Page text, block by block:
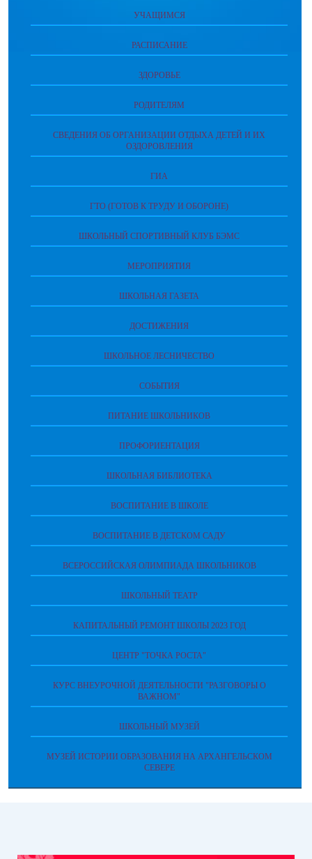
УЧАЩИМСЯ
РАСПИСАНИЕ
ЗДОРОВЬЕ
РОДИТЕЛЯМ
СВЕДЕНИЯ ОБ ОРГАНИЗАЦИИ ОТДЫХА ДЕТЕЙ И ИХ
ОЗДОРОВЛЕНИЯ
ГИА
ГТО (ГОТОВ К ТРУДУ И ОБОРОНЕ)
ШКОЛЬНЫЙ СПОРТИВНЫЙ КЛУБ БЭМС
МЕРОПРИЯТИЯ
ШКОЛЬНАЯ ГАЗЕТА
ДОСТИЖЕНИЯ
ШКОЛЬНОЕ ЛЕСНИЧЕСТВО
СОБЫТИЯ
ПИТАНИЕ ШКОЛЬНИКОВ
ПРОФОРИЕНТАЦИЯ
ШКОЛЬНАЯ БИБЛИОТЕКА
ВОСПИТАНИЕ В ШКОЛЕ
ВОСПИТАНИЕ В ДЕТСКОМ САДУ
ВСЕРОССИЙСКАЯ ОЛИМПИАДА ШКОЛЬНИКОВ
ШКОЛЬНЫЙ ТЕАТР
КАПИТАЛЬНЫЙ РЕМОНТ ШКОЛЫ 2023 ГОД
ЦЕНТР "ТОЧКА РОСТА"
КУРС ВНЕУРОЧНОЙ ДЕЯТЕЛЬНОСТИ "РАЗГОВОРЫ О
ВАЖНОМ"
ШКОЛЬНЫЙ МУЗЕЙ
МУЗЕЙ ИСТОРИИ ОБРАЗОВАНИЯ НА АРХАНГЕЛЬСКОМ
СЕВЕРЕ